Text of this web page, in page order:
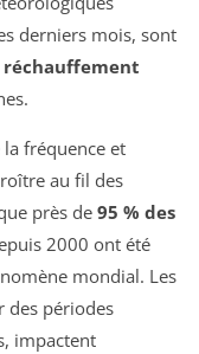
derniers mois, sont
réchauffement
la fréquence et
au fil des
près de 95 % des
2000 ont été
mondial. Les
des périodes
impactent